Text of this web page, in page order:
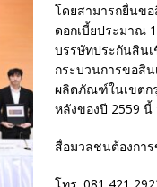
โดยสามารถยื่นข
ดอกเบี้ยประมาณ
บรรษัทประกันสิน
กระบวนการขอสิน
ผลิตภัณฑ์ในเขตก
หลังของปี 2559 นี้
สื่อมวลชนต้องกา
โทร. 081 421